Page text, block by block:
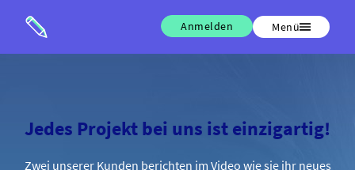
Anmelden Menü
Jedes Projekt bei uns ist einzigartig!
Zwei unserer Kunden berichten im Video wie sie ihr neues